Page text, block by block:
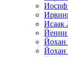
Иосиф
Исаак
Йохан
Йохан